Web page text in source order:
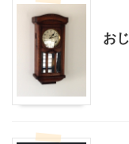
お